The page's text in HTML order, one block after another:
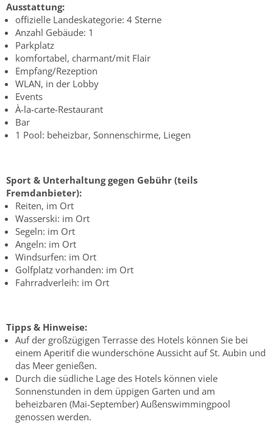
Ausstattung:
offizielle Landeskategorie: 4 Sterne
Anzahl Gebäude: 1
Parkplatz
komfortabel, charmant/mit Flair
Empfang/Rezeption
WLAN, in der Lobby
Events
À-la-carte-Restaurant
Bar
1 Pool: beheizbar, Sonnenschirme, Liegen
Sport & Unterhaltung gegen Gebühr (teils
Fremdanbieter):
Reiten, im Ort
Wasserski: im Ort
Segeln: im Ort
Angeln: im Ort
Windsurfen: im Ort
Golfplatz vorhanden: im Ort
Fahrradverleih: im Ort
Tipps & Hinweise:
Auf der großzügigen Terrasse des Hotels können Sie bei
einem Aperitif die wunderschöne Aussicht auf St. Aubin und
das Meer genießen.
Durch die südliche Lage des Hotels können viele
Sonnenstunden in dem üppigen Garten und am
beheizbaren (Mai-September) Außenswimmingpool
genossen werden.